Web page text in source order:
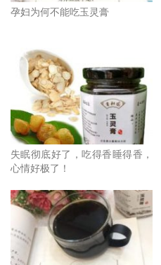
孕妇为何不能吃玉灵膏
失眠彻底好了，吃得香睡得香，
心情好极了！